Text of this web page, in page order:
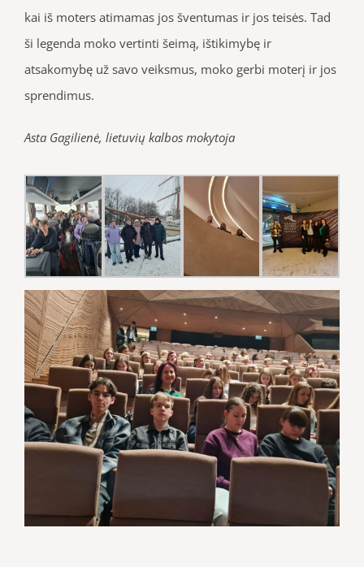
kai iš moters atimamas jos šventumas ir jos teisės. Tad
ši legenda moko vertinti šeimą, ištikimybę ir
atsakomybę už savo veiksmus, moko gerbi moterį ir jos
sprendimus.
Asta Gagilienė, lietuvių kalbos mokytoja